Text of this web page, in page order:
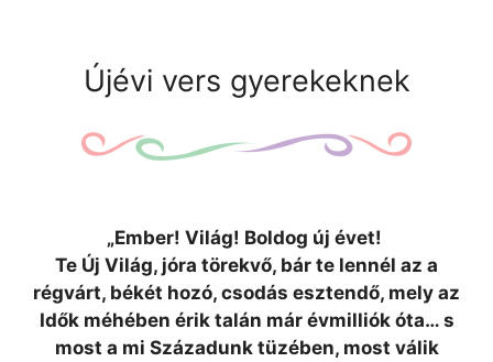
Újévi vers gyerekeknek
„Ember! Világ! Boldog új évet!
Te Új Világ, jóra törekvő, bár te lennél az a
régvárt, békét hozó, csodás esztendő, mely az
Idők méhében érik talán már évmilliók óta… s
most a mi Századunk tüzében, most válik